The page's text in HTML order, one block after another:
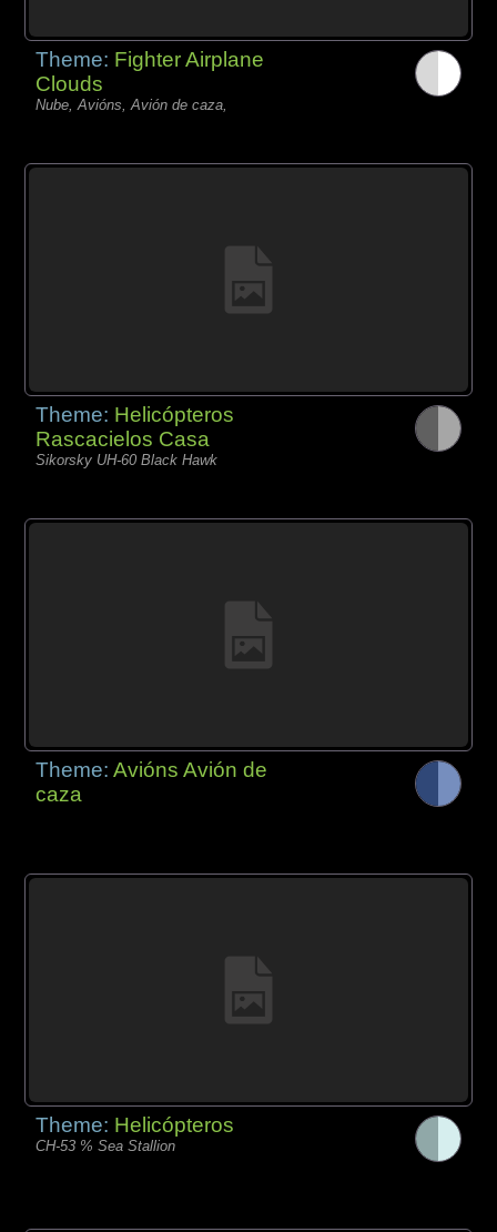
Theme: Fighter Airplane
Clouds
Nube, Avións, Avión de caza,
Theme: Helicópteros
Rascacielos Casa
Sikorsky UH-60 Black Hawk
Theme:Avións Avión de
caza
Theme: Helicópteros
CH-53 % Sea Stallion